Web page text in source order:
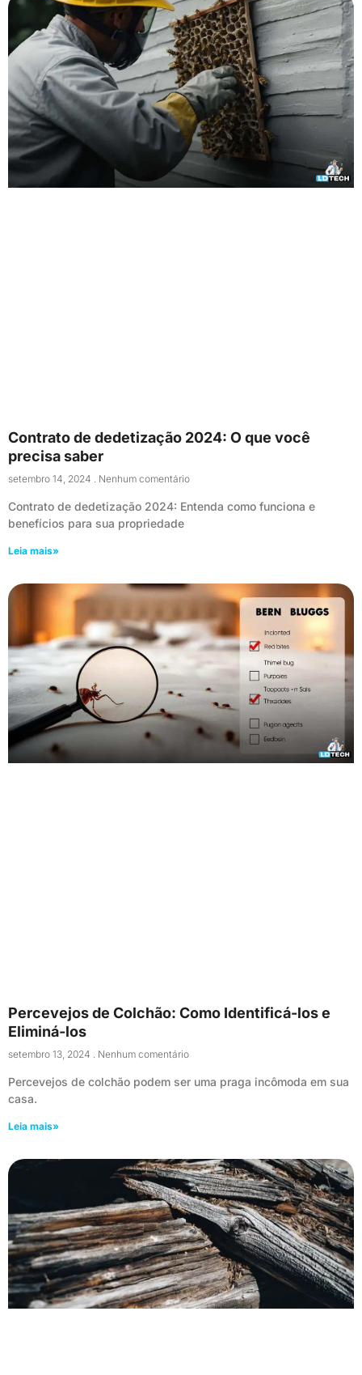
Contrato de dedetização 2024: O que você
precisa saber
setembro 14, 2024 Nenhum comentário
Contrato de dedetização 2024: Entenda como funciona e
benefícios para sua propriedade
Leia mais»
Percevejos de Colchão: Como Identificá-los e
Eliminá-los
setembro 13, 2024 Nenhum comentário
Percevejos de colchão podem ser uma praga incômoda em sua
casa.
Leia mais»